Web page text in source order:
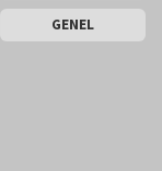
GENEL